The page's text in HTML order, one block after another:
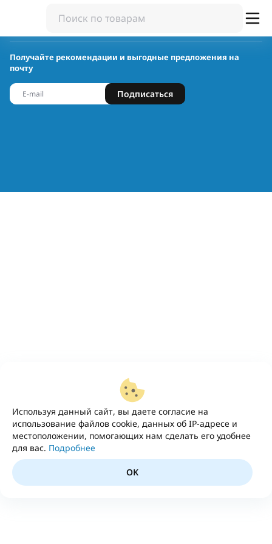
Используя данный сайт, вы даете согласие на
использование файлов cookie, данных об IP-адресе и
местоположении, помогающих нам сделать его удобнее
для вас. Подробнее
OK
Получайте рекомендации и выгодные предложения на
почту
Подписаться